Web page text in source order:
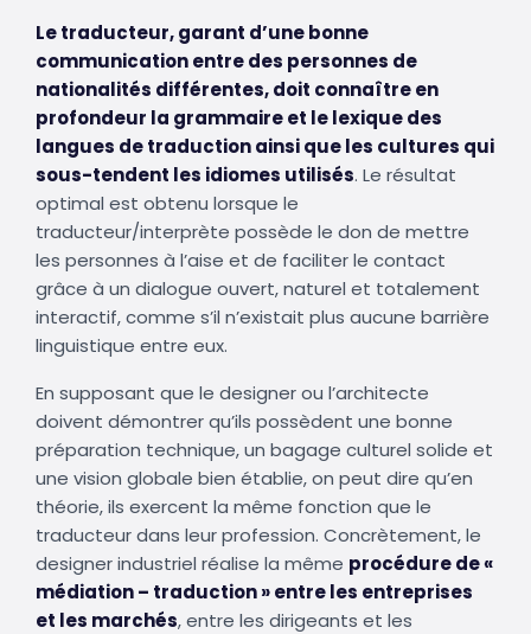
Le traducteur, garant d’une bonne
communication entre des personnes de
nationalités différentes, doit connaître en
profondeur la grammaire et le lexique des
langues de traduction ainsi que les cultures qui
sous-tendent les idiomes utilisés. Le résultat
optimal est obtenu lorsque le
traducteur/interprète possède le don de mettre
les personnes à l’aise et de faciliter le contact
grâce à un dialogue ouvert, naturel et totalement
interactif, comme s’il n’existait plus aucune barrière
linguistique entre eux.
En supposant que le designer ou l’architecte
doivent démontrer qu’ils possèdent une bonne
préparation technique, un bagage culturel solide et
une vision globale bien établie, on peut dire qu’en
théorie, ils exercent la même fonction que le
traducteur dans leur profession. Concrètement, le
designer industriel réalise la même procédure de «
médiation – traduction » entre les entreprises
et les marchés, entre les dirigeants et les